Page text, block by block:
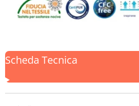
Scheda Tecnica